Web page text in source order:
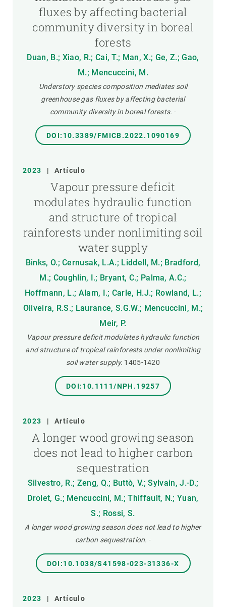
fluxes by affecting bacterial
community diversity in boreal
forests
Duan, B.; Xiao, R.; Cai, T.; Man, X.; Ge, Z.; Gao,
M.; Mencuccini, M.
Understory species composition mediates soil
greenhouse gas fluxes by affecting bacterial
community diversity in boreal forests. -
DOI:10.3389/FMICB.2022.1090169
2023 | Artículo
Vapour pressure deficit
modulates hydraulic function
and structure of tropical
rainforests under nonlimiting soil
water supply
Binks, O.; Cernusak, L.A.; Liddell, M.; Bradford,
M.; Coughlin, I.; Bryant, C.; Palma, A.C.;
Hoffmann, L.; Alam, I.; Carle, H.J.; Rowland, L.;
Oliveira, R.S.; Laurance, S.G.W.; Mencuccini, M.;
Meir, P.
Vapour pressure deficit modulates hydraulic function
and structure of tropical rainforests under nonlimiting
soil water supply. 1405-1420
DOI:10.1111/NPH.19257
2023 | Artículo
A longer wood growing season
does not lead to higher carbon
sequestration
Silvestro, R.; Zeng, Q.; Buttò, V.; Sylvain, J.-D.;
Drolet, G.; Mencuccini, M.; Thiffault, N.; Yuan,
S.; Rossi, S.
A longer wood growing season does not lead to higher
carbon sequestration. -
DOI:10.1038/S41598-023-31336-X
2023 | Artículo